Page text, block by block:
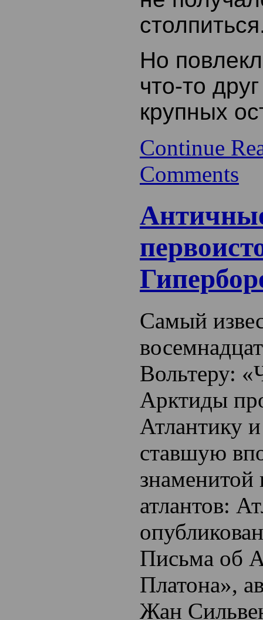
Но
что-то
крупных
Continue
Comments
Самый
Вольтеру:
Арктиды
Атлантику и
ставшую
атлантов:
Письма об
Платона»,
Жан